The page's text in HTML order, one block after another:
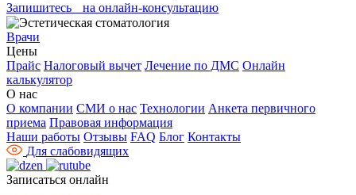
Запишитесь на онлайн-консультацию
Врачи
Цены
Прайс Налоговый вычет Лечение по ДМС Онлайн
калькулятор
О нас
О компании СМИ о нас Технологии Анкета первичного
приема Правовая информация
Наши работы Отзывы FAQ Блог Контакты
Для слабовидящих
Записаться онлайн